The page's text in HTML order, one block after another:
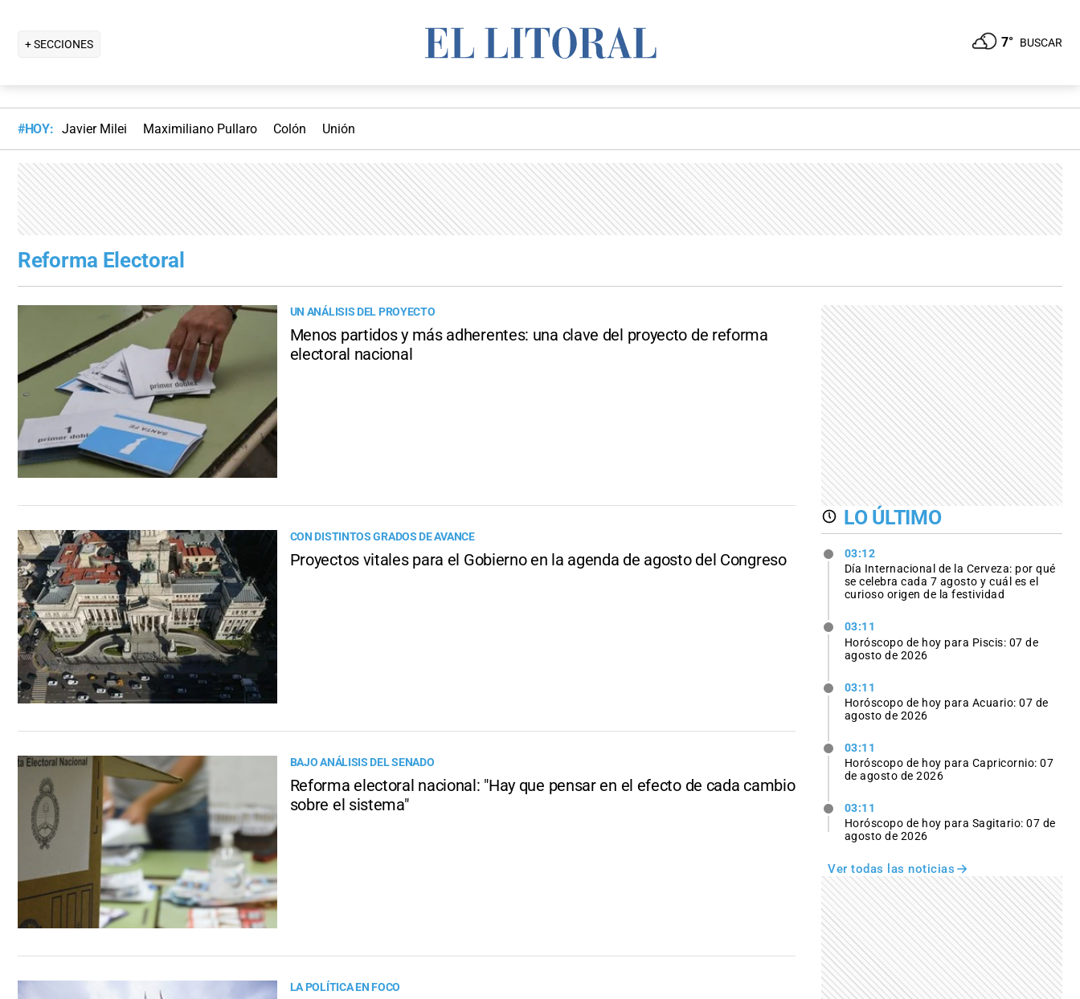
+ SECCIONES 7° BUSCAR
#HOY: Javier Milei Maximiliano Pullaro Colón Unión
Reforma Electoral
UN ANÁLISIS DEL PROYECTO
Menos partidos y más adherentes: una clave del proyecto de reforma
electoral nacional
CON DISTINTOS GRADOS DE AVANCE
Proyectos vitales para el Gobierno en la agenda de agosto del Congreso
BAJO ANÁLISIS DEL SENADO
Reforma electoral nacional: "Hay que pensar en el efecto de cada cambio
sobre el sistema"
LA POLÍTICA EN FOCO
LO ÚLTIMO
03:12
Día Internacional de la Cerveza: por qué
se celebra cada 7 agosto y cuál es el
curioso origen de la festividad
03:11
Horóscopo de hoy para Piscis: 07 de
agosto de 2026
03:11
Horóscopo de hoy para Acuario: 07 de
agosto de 2026
03:11
Horóscopo de hoy para Capricornio: 07
de agosto de 2026
03:11
Horóscopo de hoy para Sagitario: 07 de
agosto de 2026
Ver todas las noticias